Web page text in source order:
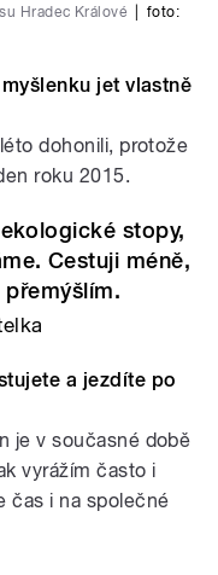
Hradec Králové
foto:
jet vlastně
dohonili, protože
roku 2015.
stopy,
Cestuji méně,
a jezdíte po
je v současné době
vyrážím často i
čas i na společné